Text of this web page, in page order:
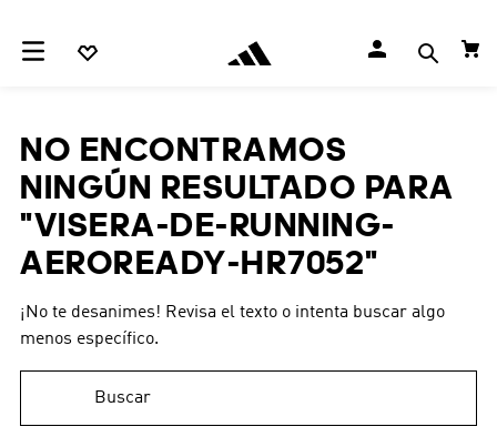
NO ENCONTRAMOS
NINGÚN RESULTADO PARA
"VISERA-DE-RUNNING-
AEROREADY-HR7052"
¡No te desanimes! Revisa el texto o intenta buscar algo
menos específico.